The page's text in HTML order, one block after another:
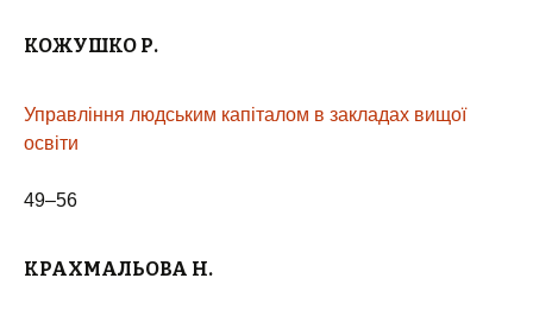
КОЖУШКО Р.
Управління людським капіталом в закладах вищої
освіти
49–56
КРАХМАЛЬОВА Н.